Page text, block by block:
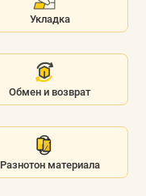
Укладка
Обмен и возврат
Разнотон материала